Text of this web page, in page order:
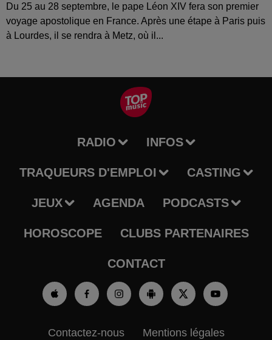
Du 25 au 28 septembre, le pape Léon XIV fera son premier
voyage apostolique en France. Après une étape à Paris puis
à Lourdes, il se rendra à Metz, où il...
RADIO INFOS
TRAQUEURS D'EMPLOI CASTING
JEUX AGENDA PODCASTS
HOROSCOPE CLUBS PARTENAIRES
CONTACT
Contactez-nous Mentions légales